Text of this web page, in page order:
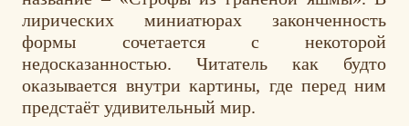
лирических миниатюрах законченность
формы сочетается с некоторой
недосказанностью. Читатель как будто
оказывается внутри картины, где перед ним
предстаёт удивительный мир.